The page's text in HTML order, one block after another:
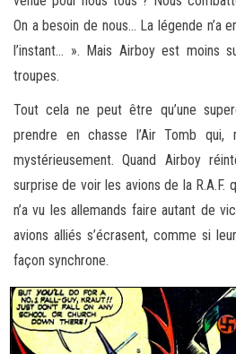
On a besoin de nous… La légende n’a
l’instant… ». Mais Airboy est moins
troupes.
Tout cela ne peut être qu’une
prendre en chasse l’Air Tomb
mystérieusement. Quand Airboy
surprise de voir les avions de la R.A.F.
n’a vu les allemands faire autant de
avions alliés s’écrasent, comme si
façon synchrone.